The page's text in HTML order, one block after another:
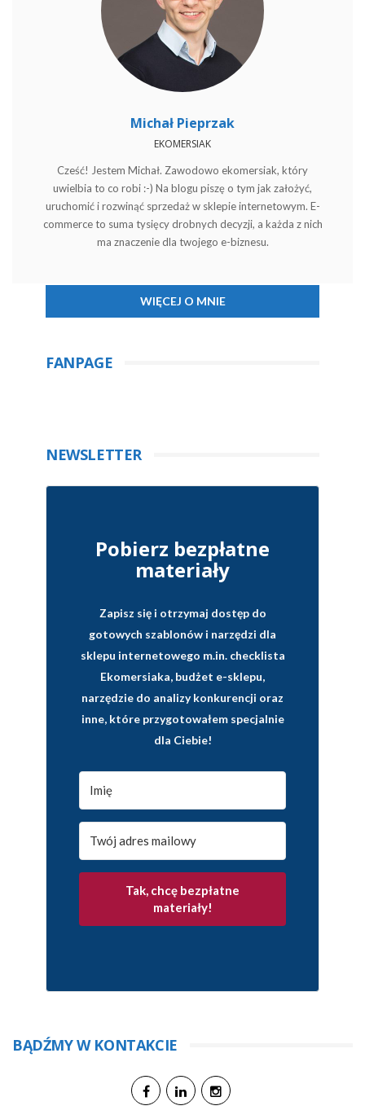
Michał Pieprzak
EKOMERSIAK
Cześć! Jestem Michał. Zawodowo ekomersiak, który
uwielbia to co robi :-) Na blogu piszę o tym jak założyć,
uruchomić i rozwinąć sprzedaż w sklepie internetowym. E-
commerce to suma tysięcy drobnych decyzji, a każda z nich
ma znaczenie dla twojego e-biznesu.
WIĘCEJ O MNIE
FANPAGE
NEWSLETTER
Pobierz bezpłatne
materiały
Zapisz się i otrzymaj dostęp do
gotowych szablonów i narzędzi dla
sklepu internetowego m.in. checklista
Ekomersiaka, budżet e-sklepu,
narzędzie do analizy konkurencji oraz
inne, które przygotowałem specjalnie
dla Ciebie!
Tak, chcę bezpłatne
materiały!
BĄDŹMY W KONTAKCIE